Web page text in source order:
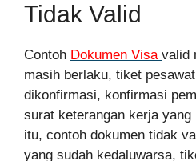
Tidak Valid
Contoh Dokumen Visa valid
masih berlaku, tiket
dikonfirmasi, konfirmasi
surat keterangan kerja yang
itu, contoh dokumen tidak
yang sudah kedaluwarsa,